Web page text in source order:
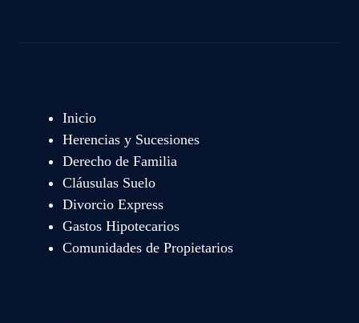
Inicio
Herencias y Sucesiones
Derecho de Familia
Cláusulas Suelo
Divorcio Express
Gastos Hipotecarios
Comunidades de Propietarios